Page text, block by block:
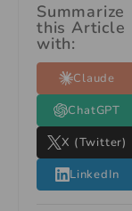
Summarize
this Article
with:
Claude
ChatGPT
X (Twitter)
LinkedIn